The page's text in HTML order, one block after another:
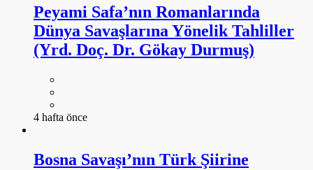
Peyami Safa’nın Romanlarında
Dünya Savaşlarına Yönelik Tahliller
(Yrd. Doç. Dr. Gökay Durmuş)
4 hafta önce
Bosna Savaşı’nın Türk Şiirine